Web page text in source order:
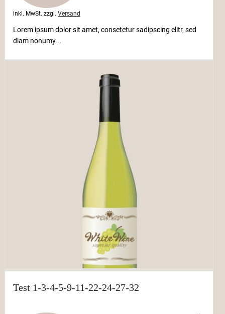
inkl. MwSt. zzgl. Versand
Lorem ipsum dolor sit amet, consetetur sadipscing elitr, sed
diam nonumy...
Test 1-3-4-5-9-11-22-24-27-32